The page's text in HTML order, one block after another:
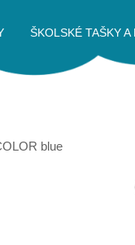
ŠKOLSKÉ TAŠKY A
blue